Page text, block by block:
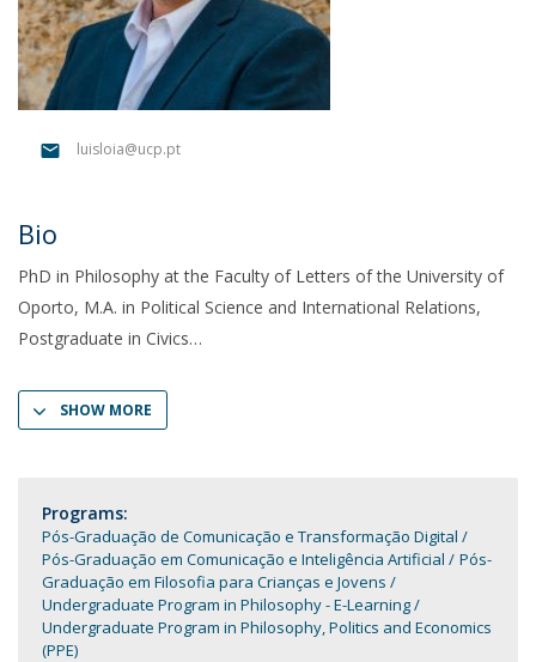
luisloia@ucp.pt
Bio
PhD in Philosophy at the Faculty of Letters of the University of
Oporto, M.A. in Political Science and International Relations,
Postgraduate in Civics
SHOW MORE
Programs:
Pós-Graduação de Comunicação e Transformação Digital
Pós-Graduação em Comunicação e Inteligência Artificial
Pós-
Graduação em Filosofia para Crianças e Jovens
Undergraduate Program in Philosophy - E-Learning
Undergraduate Program in Philosophy, Politics and Economics
(PPE)